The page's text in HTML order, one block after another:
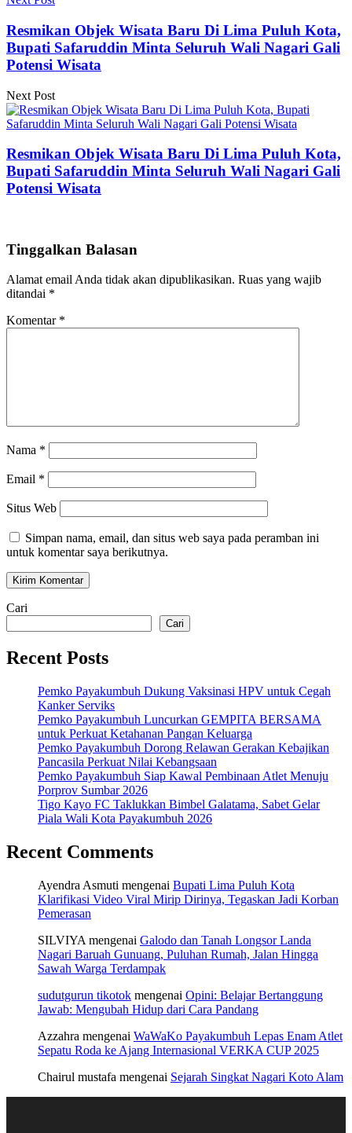
Resmikan Objek Wisata Baru Di Lima Puluh Kota,
Bupati Safaruddin Minta Seluruh Wali Nagari Gali
Potensi Wisata
Next Post
Resmikan Objek Wisata Baru Di Lima Puluh Kota,
Bupati Safaruddin Minta Seluruh Wali Nagari Gali
Potensi Wisata
Tinggalkan Balasan
Alamat email Anda tidak akan dipublikasikan. Ruas yang wajib
ditandai *
Komentar *
Nama *
Email *
Situs Web
Simpan nama, email, dan situs web saya pada peramban ini
untuk komentar saya berikutnya.
Cari
Cari
Recent Posts
Pemko Payakumbuh Dukung Vaksinasi HPV untuk Cegah
Kanker Serviks
Pemko Payakumbuh Luncurkan GEMPITA BERSAMA
untuk Perkuat Ketahanan Pangan Keluarga
Pemko Payakumbuh Dorong Relawan Gerakan Kebajikan
Pancasila Perkuat Nilai Kebangsaan
Pemko Payakumbuh Siap Kawal Pembinaan Atlet Menuju
Porprov Sumbar 2026
Tigo Kayo FC Taklukkan Bimbel Galatama, Sabet Gelar
Piala Wali Kota Payakumbuh 2026
Recent Comments
Ayendra Asmuti mengenai Bupati Lima Puluh Kota
Klarifikasi Video Viral Mirip Dirinya, Tegaskan Jadi Korban
Pemerasan
SILVIYA mengenai Galodo dan Tanah Longsor Landa
Nagari Baruah Gunuang, Puluhan Rumah, Jalan Hingga
Sawah Warga Terdampak
sudutgurun tikotok mengenai Opini: Belajar Bertanggung
Jawab: Mengubah Hidup dari Cara Pandang
Azzahra mengenai WaWaKo Payakumbuh Lepas Enam Atlet
Sepatu Roda ke Ajang Internasional VERKA CUP 2025
Chairul mustafa mengenai Sejarah Singkat Nagari Koto Alam